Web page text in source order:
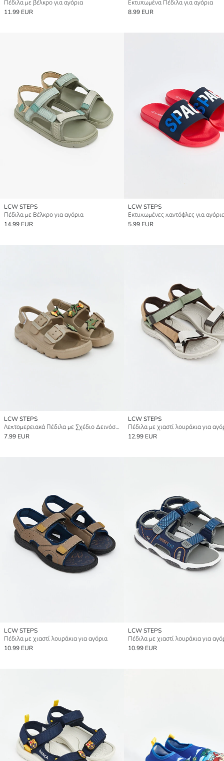
Πέδιλα με βέλκρο για αγόρια
11.99 EUR
Εκτυπωμένα Πέδιλα για αγόρια
8.99 EUR
LCW STEPS
Πέδιλα με Βέλκρο για αγόρια
14.99 EUR
LCW STEPS
Εκτυπωμένες παντόφλες για
5.99 EUR
LCW STEPS
Λεπτομερειακά Πέδιλα με Σχέδιο Δεινόσαυρου για αγόρια
7.99 EUR
LCW STEPS
Πέδιλα με χιαστί λουράκια για
12.99 EUR
LCW STEPS
Πέδιλα με χιαστί λουράκια για αγόρια
10.99 EUR
LCW STEPS
Πέδιλα με χιαστί λουράκια για
10.99 EUR